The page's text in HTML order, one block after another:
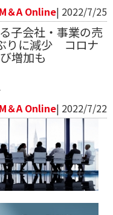
M＆A Online| 2022/7/25
子会社・事業の売
りに減少 コロナ
増加も
M＆A Online| 2022/7/22